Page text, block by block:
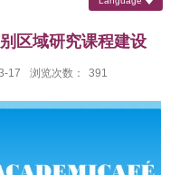
区域研究课程建设
17 浏览次数： 391